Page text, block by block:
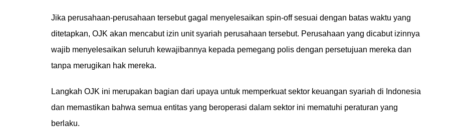
Jika perusahaan-perusahaan tersebut gagal menyelesaikan spin-off sesuai dengan batas waktu yang
ditetapkan, OJK akan mencabut izin unit syariah perusahaan tersebut. Perusahaan yang dicabut izinnya
wajib menyelesaikan seluruh kewajibannya kepada pemegang polis dengan persetujuan mereka dan
tanpa merugikan hak mereka.
Langkah OJK ini merupakan bagian dari upaya untuk memperkuat sektor keuangan syariah di Indonesia
dan memastikan bahwa semua entitas yang beroperasi dalam sektor ini mematuhi peraturan yang
berlaku.